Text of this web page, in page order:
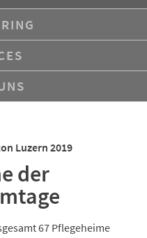
Luzern 2019
der
67 Pflegeheime